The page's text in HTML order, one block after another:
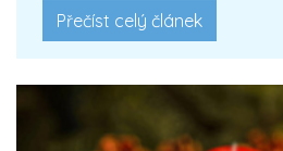
Přečíst celý článek